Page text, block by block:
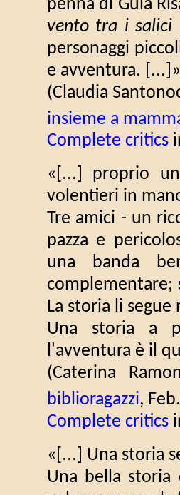
penna di Guia
vento tra i salici
personaggi
e avventura. [...]»
(Claudia
insieme a
Complete critics
«[...] proprio
volentieri in
Tre amici - un
pazza e
una banda
complementare;
La storia li
Una storia a
l'avventura è il
(Caterina
biblioragazzi,
Complete critics
«[...] Una storia
Una bella storia